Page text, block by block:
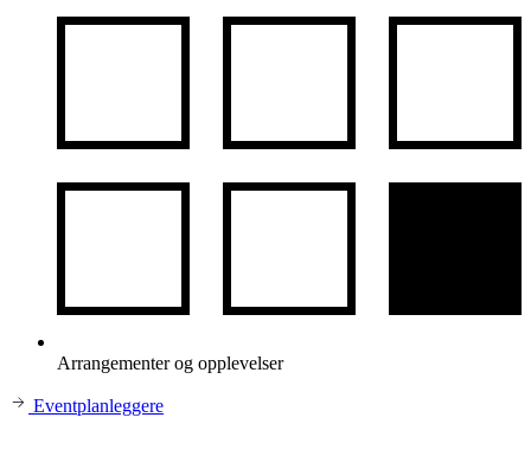
Arrangementer og opplevelser
Eventplanleggere